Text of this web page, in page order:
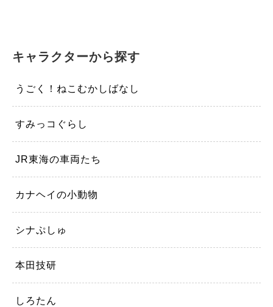
キャラクターから探す
うごく！ねこむかしばなし
すみっコぐらし
JR東海の車両たち
カナヘイの小動物
シナぷしゅ
本田技研
しろたん